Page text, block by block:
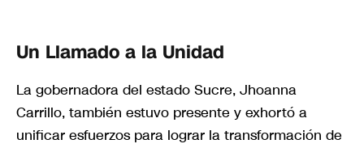
Un Llamado a la Unidad
La gobernadora del estado Sucre, Jhoanna
Carrillo, también estuvo presente y exhortó a
unificar esfuerzos para lograr la transformación de